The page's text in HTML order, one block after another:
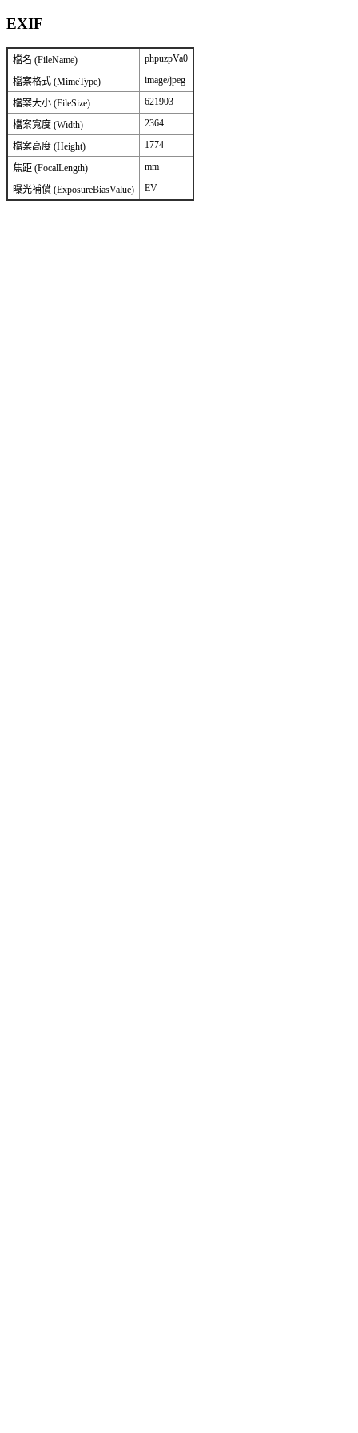
EXIF
檔名 (FileName) phpuzpVa0
檔案格式 (MimeType) image/jpeg
檔案大小 (FileSize) 621903
檔案寬度 (Width) 2364
檔案高度 (Height) 1774
焦距 (FocalLength) mm
曝光補償 (ExposureBiasValue) EV